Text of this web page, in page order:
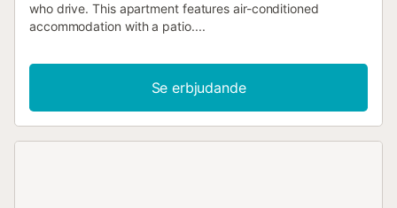
who drive. This apartment features air-conditioned
accommodation with a patio....
Se erbjudande